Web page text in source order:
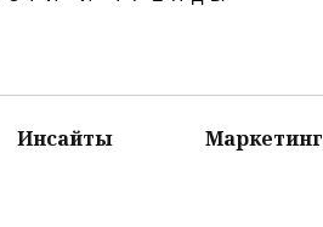
Инсайты Маркетинг